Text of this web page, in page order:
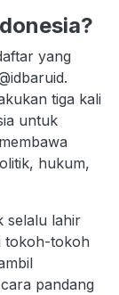
yang
tiga kali
untuk
hukum,
selalu lahir
tokoh-tokoh
pandang